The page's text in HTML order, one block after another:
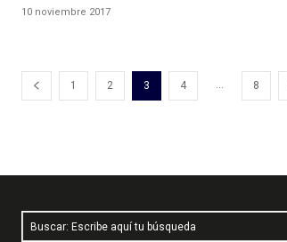
10 noviembre 2017
1 2 3 4 ... 8
Buscar: Escribe aquí tu búsqueda